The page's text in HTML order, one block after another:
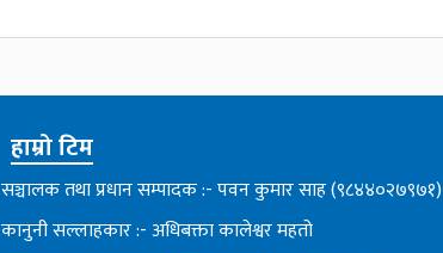
हाम्रो टिम
सञ्चालक तथा प्रधान सम्पादक :- पवन कुमार साह (९८४४०२७९७१)
कानुनी सल्लाहकार :- अधिबक्ता कालेश्वर महतो